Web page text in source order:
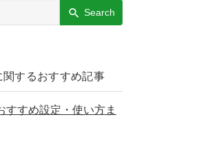
Search
関するおすすめ記事
すすめ設定・使い方ま